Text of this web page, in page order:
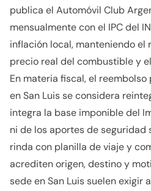
publica el Automóvil Club
mensualmente con el IPC del
inflación local, manteniendo el
precio real del combustible y
En materia fiscal, el
en San Luis se considera
integra la base imponible del
ni de los aportes de seguridad
rinda con planilla de viaje y
acrediten origen, destino y
sede en San Luis suelen exigir